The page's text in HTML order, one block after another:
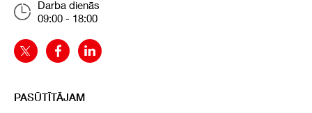
Darba dienās
09:00 - 18:00
PASŪTĪTĀJAM